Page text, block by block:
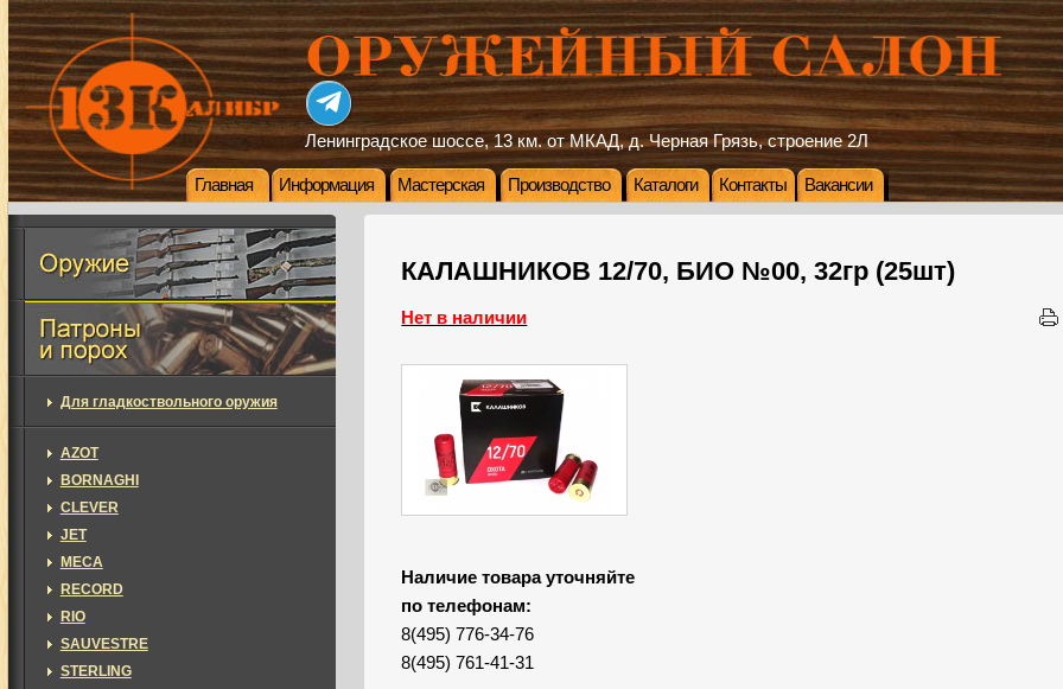
Ленинградское шоссе, 13 км. от МКАД, д. Черная Грязь, строение 2Л
Главная Информация Мастерская Производство Каталоги Контакты Вакансии
КАЛАШНИКОВ 12/70, БИО №00, 32гр (25шт)
Нет в наличии
Наличие товара уточняйте
по телефонам:
8(495) 776-34-76
8(495) 761-41-31
Для гладкоствольного оружия
AZOT
BORNAGHI
CLEVER
JET
MECA
RECORD
RIO
SAUVESTRE
STERLING